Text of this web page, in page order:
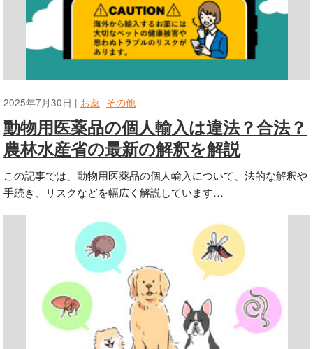
2025年7月30日 | お薬 その他
動物用医薬品の個人輸入は違法？合法？
農林水産省の最新の解釈を解説
この記事では、動物用医薬品の個人輸入について、法的な解釈や
手続き、リスクなどを幅広く解説しています…